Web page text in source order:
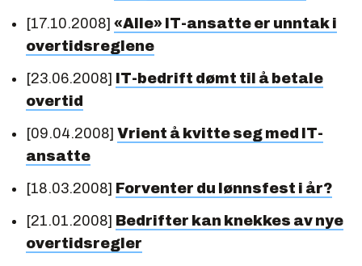
[17.10.2008] «Alle» IT-ansatte er unntak i
overtidsreglene
[23.06.2008] IT-bedrift dømt til å betale
overtid
[09.04.2008] Vrient å kvitte seg med IT-
ansatte
[18.03.2008] Forventer du lønnsfest i år?
[21.01.2008] Bedrifter kan knekkes av nye
overtidsregler